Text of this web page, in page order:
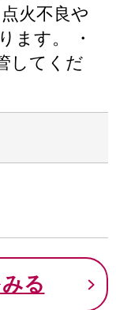
火不良や
ます。 ・
してくだ
る